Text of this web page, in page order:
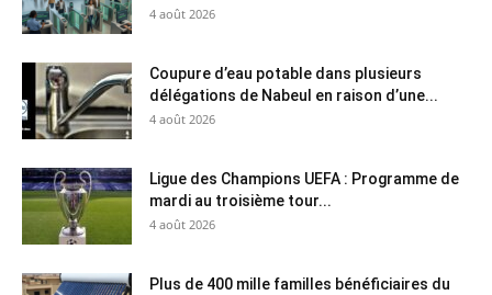
4 août 2026
Coupure d’eau potable dans plusieurs
délégations de Nabeul en raison d’une...
4 août 2026
Ligue des Champions UEFA : Programme de
mardi au troisième tour...
4 août 2026
Plus de 400 mille familles bénéficiaires du